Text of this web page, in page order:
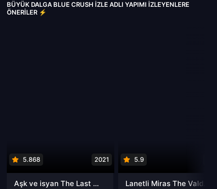
BÜYÜK DALGA BLUE CRUSH IZLE ADLI YAPIMI İZLEYENLERE
ÖNERILER ⚡
5.868 2021
Aşk ve isyan The Last Parasido izle
5.9